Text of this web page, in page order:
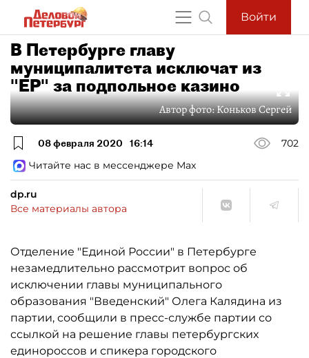
Войти
В Петербурге главу
муниципалитета исключат из
"ЕР" за подпольное казино
Автор фото:Коньков Сергей
08 февраля 2020 16:14
702
Читайте нас в мессенджере Max
dp.ru
Все материалы автора
Отделение "Единой России" в Петербурге
незамедлительно рассмотрит вопрос об
исключении главы муниципального
образования "Введенский" Олега Калядина из
партии, сообщили в пресс-службе партии со
ссылкой на решение главы петербургских
единороссов и спикера городского